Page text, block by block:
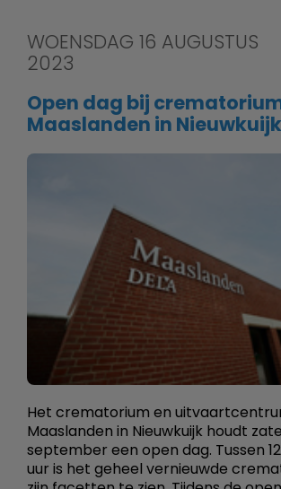
WOENSDAG 16 AUGUSTUS
2023
Open dag bij
Maaslanden in Nieuwkuijk
Het crematorium en
Maaslanden in Nieuwkuijk houdt
september een open dag. Tussen
uur is het geheel vernieuwde